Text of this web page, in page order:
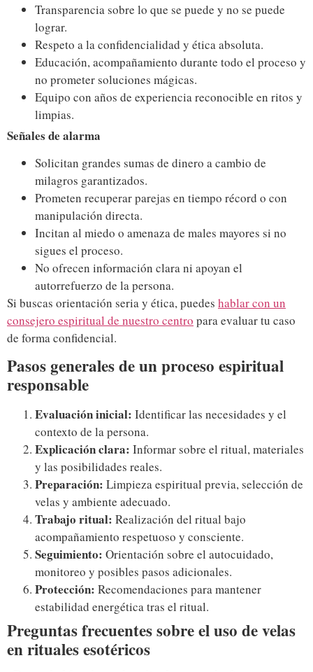
Transparencia sobre lo que se puede y no se puede
lograr.
Respeto a la confidencialidad y ética absoluta.
Educación, acompañamiento durante todo el proceso y
no prometer soluciones mágicas.
Equipo con años de experiencia reconocible en ritos y
limpias.
Señales de alarma
Solicitan grandes sumas de dinero a cambio de
milagros garantizados.
Prometen recuperar parejas en tiempo récord o con
manipulación directa.
Incitan al miedo o amenaza de males mayores si no
sigues el proceso.
No ofrecen información clara ni apoyan el
autorrefuerzo de la persona.
Si buscas orientación seria y ética, puedes hablar con un
consejero espiritual de nuestro centro para evaluar tu caso
de forma confidencial.
Pasos generales de un proceso espiritual
responsable
Evaluación inicial: Identificar las necesidades y el
contexto de la persona.
Explicación clara: Informar sobre el ritual, materiales
y las posibilidades reales.
Preparación: Limpieza espiritual previa, selección de
velas y ambiente adecuado.
Trabajo ritual: Realización del ritual bajo
acompañamiento respetuoso y consciente.
Seguimiento: Orientación sobre el autocuidado,
monitoreo y posibles pasos adicionales.
Protección: Recomendaciones para mantener
estabilidad energética tras el ritual.
Preguntas frecuentes sobre el uso de velas
en rituales esotéricos